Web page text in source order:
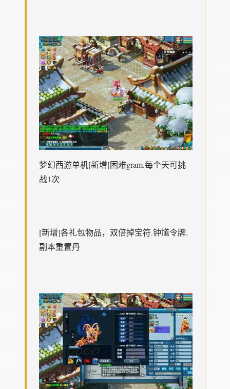
梦幻西游单机[新增[困难gram.每个天可挑
战1次
[新增]各礼包物品，双倍掉宝符.钟馗令牌.
副本重置丹